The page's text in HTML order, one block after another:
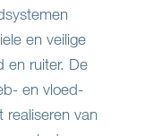
en veilige
en ruiter. De
en vloed-
realiseren van